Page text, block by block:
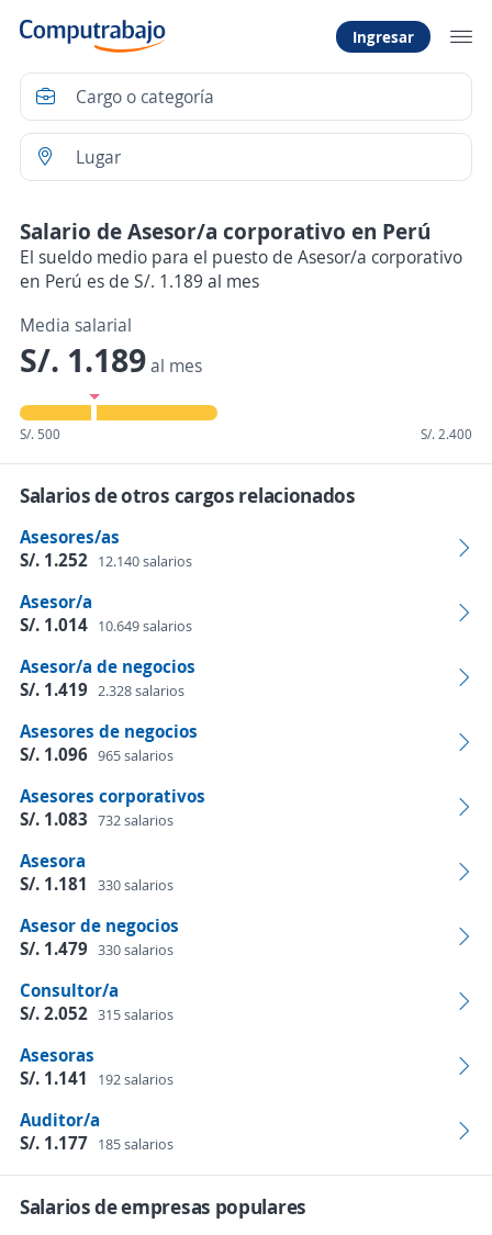
Ingresar
Salario de Asesor/a corporativo en Perú
El sueldo medio para el puesto de Asesor/a corporativo
en Perú es de S/. 1.189 al mes
Media salarial
S/. 1.189al mes
S/. 500 S/. 2.400
Salarios de otros cargos relacionados
Asesores/as
S/. 1.252 12.140 salarios
Asesor/a
S/. 1.014 10.649 salarios
Asesor/a de negocios
S/. 1.419 2.328 salarios
Asesores de negocios
S/. 1.096 965 salarios
Asesores corporativos
S/. 1.083 732 salarios
Asesora
S/. 1.181
330 salarios
Asesor de negocios
S/. 1.479 330 salarios
Consultor/a
S/. 2.052 315 salarios
Asesoras
S/. 1.141
192 salarios
Auditor/a
S/. 1.177 185 salarios
Salarios de empresas populares